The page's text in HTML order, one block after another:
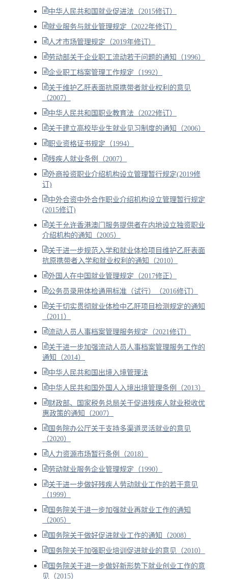
中华人民共和国就业促进法（2015修订）
就业服务与就业管理规定（2022年修订）
人才市场管理规定（2019年修订）
劳动部关于企业职工流动若干问题的通知（1996）
企业职工档案管理工作规定（1992）
关于维护乙肝表面抗原携带者就业权利的意见
（2007）
中华人民共和国职业教育法（2022修订）
关于建立高校毕业生就业见习制度的通知（2006）
职业资格证书规定（1994）
残疾人就业条例（2007）
外商投资职业介绍机构设立管理暂行规定(2019修
订)
中外合资中外合作职业介绍机构设立管理暂行规定
(2015修订)
关于允许香港澳门服务提供者在内地设立独资职业
介绍机构的通知（2005）
关于进一步规范入学和就业体检项目维护乙肝表面
抗原携带者入学和就业权利的通知（2010）
外国人在中国就业管理规定（2017修正）
公务员录用体检通用标准（试行）（2016修订）
关于切实贯彻就业体检中乙肝项目检测规定的通知
（2011）
流动人员人事档案管理服务规定（2021修订）
关于进一步加强流动人员人事档案管理服务工作的
通知（2014）
中华人民共和国出境入境管理法
中华人民共和国外国人入境出境管理条例（2013）
财政部、国家税务总局关于促进残疾人就业税收优
惠政策的通知（2007）
国务院办公厅关于支持多渠道灵活就业的意见
（2020）
人力资源市场暂行条例（2018）
劳动就业服务企业管理规定（1990）
关于进一步做好残疾人劳动就业工作的若干意见
（1999）
国务院关于进一步加强就业再就业工作的通知
（2005）
国务院关于做好促进就业工作的通知（2008）
国务院关于加强职业培训促进就业的意见（2010）
国务院关于进一步做好新形势下就业创业工作的意
见（2015）